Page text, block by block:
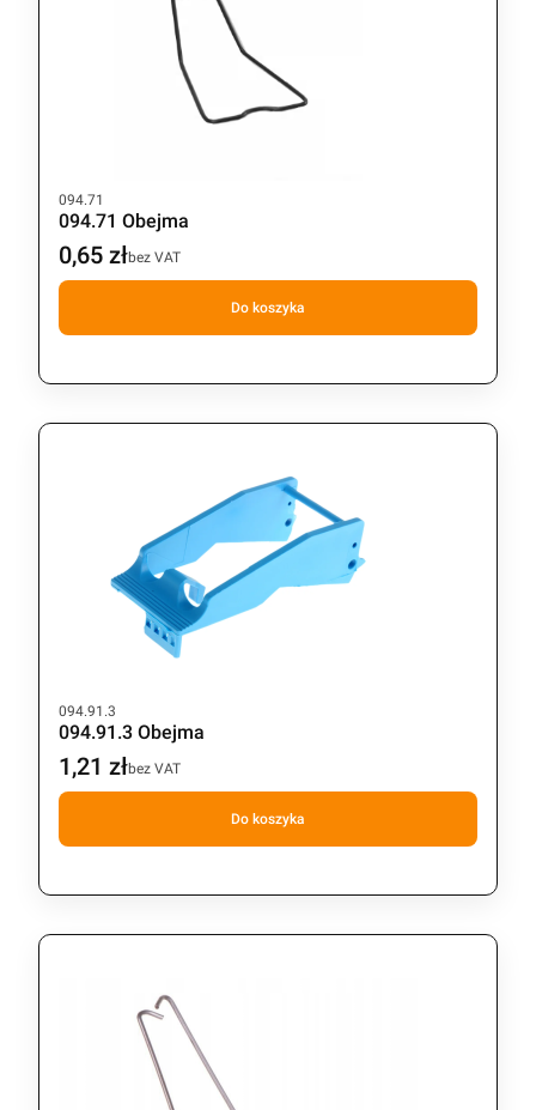
Kod produktu
094.71
094.71 Obejma
Cena
0,65 złbez VAT
Do koszyka
Kod produktu
094.91.3
094.91.3 Obejma
Cena
1,21 złbez VAT
Do koszyka